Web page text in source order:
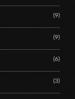
(9)
(9)
(6)
(3)